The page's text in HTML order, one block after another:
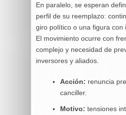
En paralelo, se esperan
perfil de su reemplazo:
giro político o una figura con
El movimiento ocurre con
complejo y necesidad de
inversores y aliados.
Acción: renuncia
canciller.
Motivo: tensiones